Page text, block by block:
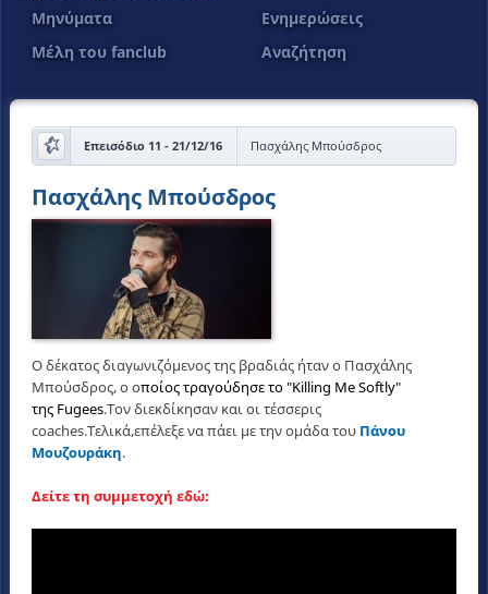
Μηνύματα
Ενημερώσεις
Μέλη του fanclub
Αναζήτηση
Επεισόδιο 11 - 21/12/16 Πασχάλης Μπούσδρος
Πασχάλης Μπούσδρος
Ο δέκατος διαγωνιζόμενος της βραδιάς ήταν ο Πασχάλης
Μπούσδρος, ο οποίος τραγούδησε το "Killing Me Softly"
της Fugees.Τον διεκδίκησαν και οι τέσσερις
coaches.Τελικά,επέλεξε να πάει με την ομάδα του Πάνου
Μουζουράκη.
Δείτε τη συμμετοχή εδώ: